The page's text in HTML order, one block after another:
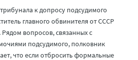
к допросу подсудимого
главного обвинителя от СССР
вопросов, связанных с
подсудимого, полковник
что если отбросить формальные